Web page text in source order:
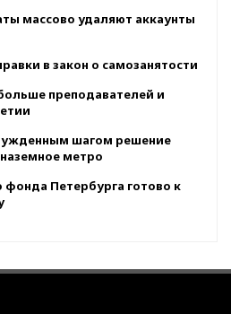
массово удаляют аккаунты
в закон о самозанятости
преподавателей и
шагом решение
метро
Петербурга готово к